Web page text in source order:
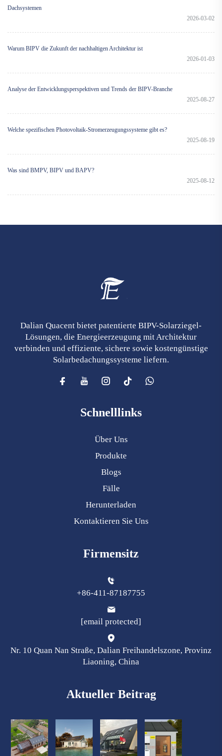
Dachsystemen
2026-03-02
Warum BIPV die Zukunft der nachhaltigen Architektur ist
2026-01-03
Analyse der Entwicklungsperspektiven und Trends der BIPV-Branche
2025-08-27
Welche spezifischen Photovoltaik-Stromerzeugungssysteme gibt es?
2025-08-19
Was sind BMPV, BIPV und BAPV?
2025-08-12
Dalian Quacent bietet patentierte BIPV-Solarziegel-
Lösungen, die Energieerzeugung mit Architektur
verbinden und effiziente, sichere sowie kostengünstige
Solarbedachungssysteme liefern.
Schnelllinks
Über Uns
Produkte
Blogs
Fälle
Herunterladen
Kontaktieren Sie Uns
Firmensitz
+86-411-87187755
[email protected]
Nr. 10 Quan Nan Straße, Dalian Freihandelszone, Provinz
Liaoning, China
Aktueller Beitrag